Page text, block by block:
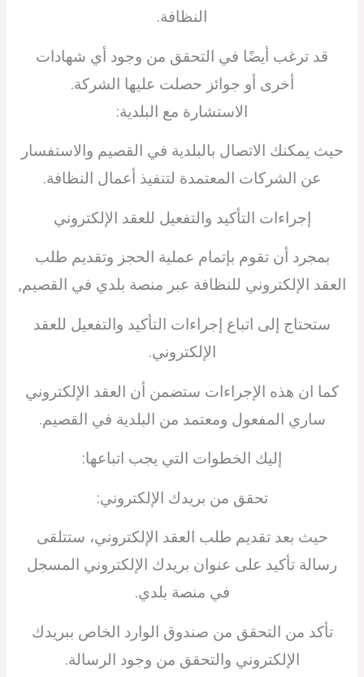
النظافة.
قد ترغب أيضًا في التحقق من وجود أي شهادات
أخرى أو جوائز حصلت عليها الشركة.
الاستشارة مع البلدية:
حيث يمكنك الاتصال بالبلدية في القصيم والاستفسار
عن الشركات المعتمدة لتنفيذ أعمال النظافة.
إجراءات التأكيد والتفعيل للعقد الإلكتروني
بمجرد أن تقوم بإتمام عملية الحجز وتقديم طلب
العقد الإلكتروني للنظافة عبر منصة بلدي في القصيم,
ستحتاج إلى اتباع إجراءات التأكيد والتفعيل للعقد
الإلكتروني.
كما ان هذه الإجراءات ستضمن أن العقد الإلكتروني
ساري المفعول ومعتمد من البلدية في القصيم.
إليك الخطوات التي يجب اتباعها:
تحقق من بريدك الإلكتروني:
حيث بعد تقديم طلب العقد الإلكتروني، ستتلقى
رسالة تأكيد على عنوان بريدك الإلكتروني المسجل
في منصة بلدي.
تأكد من التحقق من صندوق الوارد الخاص ببريدك
الإلكتروني والتحقق من وجود الرسالة.